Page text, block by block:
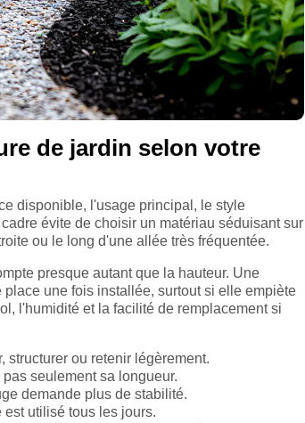
de jardin selon votre
disponible, l'usage principal, le style
évite de choisir un matériau séduisant sur
ou le long d'une allée très fréquentée.
presque autant que la hauteur. Une
une fois installée, surtout si elle empiète
l'humidité et la facilité de remplacement si
structurer ou retenir légèrement.
seulement sa longueur.
demande plus de stabilité.
utilisé tous les jours.